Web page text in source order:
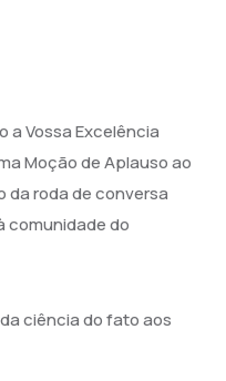
a Vossa Excelência
Moção de Aplauso ao
da roda de conversa
comunidade do
ciência do fato aos